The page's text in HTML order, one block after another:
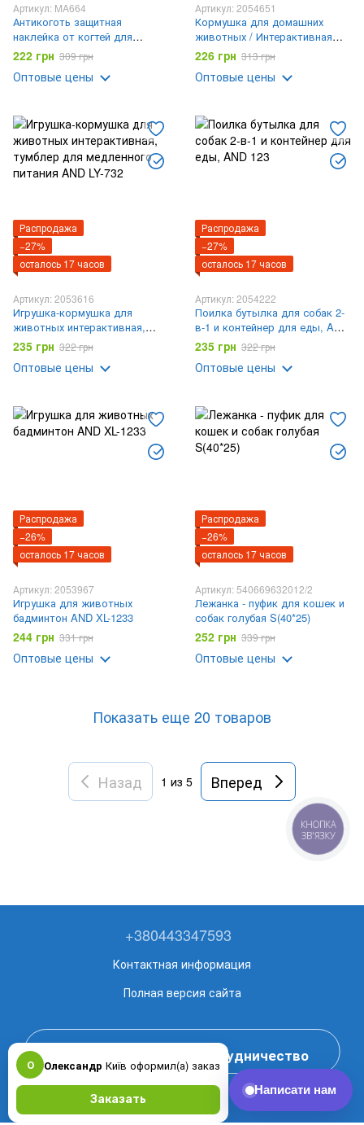
Артикул: MA664
Антикоготь защитная
наклейка от когтей для
диванов и кресел 30×45 см
222 грн 309 грн
Оптовые цены
Артикул: 2054651
Кормушка для домашних
животных / Интерактивная
игрушка для выдачи корма
для собак / Игрушка-
неваляшка для медленного
226 грн 313 грн
Оптовые цены
Распродажа
−27%
осталось 17 часов
Артикул: 2053616
Игрушка-кормушка для
животных интерактивная,
тумблер для медленного
питания AND LY-732
235 грн 322 грн
Оптовые цены
Распродажа
−27%
осталось 17 часов
Артикул: 2054222
Поилка бутылка для собак 2-
в-1 и контейнер для еды, AND
123
235 грн 322 грн
Оптовые цены
Распродажа
−26%
осталось 17 часов
Артикул: 2053967
Игрушка для животных
бадминтон AND XL-1233
244 грн 331 грн
Оптовые цены
Распродажа
−26%
осталось 17 часов
Артикул: 540669632012/2
Лежанка - пуфик для кошек и
собак голубая S(40*25)
252 грн 339 грн
Оптовые цены
Показать еще 20 товаров
Назад 1 из 5 Вперед
+380443347593
Контактная информация
Полная версия сайта
Оставить заявку на сотрудничество
Рус Укр
КНОПКА
ЗВ'ЯЗКУ
О Олександр Київ оформил(а) заказ
Заказать